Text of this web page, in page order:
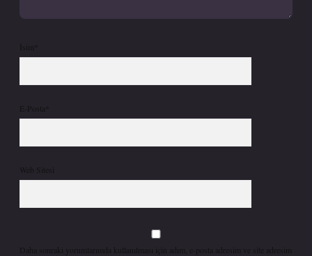
İsim*
E-Posta*
Web Sitesi
Daha sonraki yorumlarımda kullanılması için adım, e-posta adresim ve site adresim